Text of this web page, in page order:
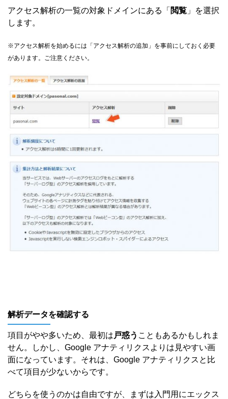
アクセス解析の一覧の対象ドメインにある「 閲覧 」を選択
します。
※アクセス解析を始めるには「アクセス解析の追加」を事前にしておく必要
があります。ご注意ください。
解析データを確認する
項目がやや多いため、最初は 戸惑う こともあるかもしれま
せん。しかし、Google アナティリクスよりは見やすい画
面になっています。それは、Google アナティリクスと比
べて項目が少ないからです。
どちらを使うのかは自由ですが、まずは入門用にエックス